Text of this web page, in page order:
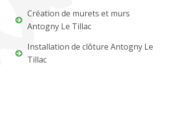
Création de murets et murs
Antogny Le Tillac
Installation de clôture Antogny Le
Tillac